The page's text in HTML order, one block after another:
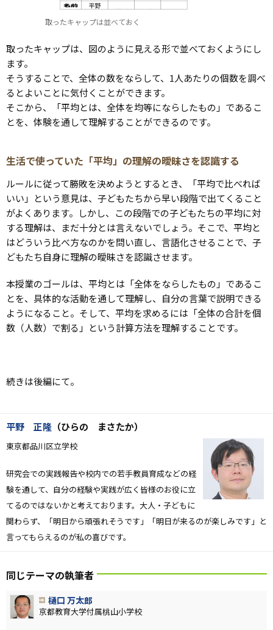
取ったキャップは並べておく
取ったキャップは、図のように見える形で並べておくようにし
ます。
そうすることで、全体の数をならして、1人あたりの個数を調べ
るとよいことに気付くことができます。
そこから、「平均とは、全体を均等にならしたもの」であるこ
とを、体験を通して理解することができるのです。
生活で使っていた「平均」の理解の曖昧さを認識する
ルールに従って勝敗を決めようとするとき、「平均で比べれば
いい」という意見は、子どもたちから早い段階で出てくること
がよくあります。しかし、この段階での子どもたちの平均に対
する理解は、まだ十分とは言えないでしょう。そこで、平均と
はどういう比べ方なのかを問い直し、言語化させることで、子
どもたち自身に理解の曖昧さを認識させます。
本授業のゴールは、平均とは「全体をならしたもの」であるこ
とを、具体的な活動を通して理解し、自分の言葉で説明できる
ようになること。そして、平均を求めるには「全体の合計を個
数（人数）で割る」という計算方法を理解することです。
続きは後編にて。
平野 正隆 （ひらの まさたか）
東京都品川区立学校
研究会での実践報告や校内での若手教員育成などの経
験を通して、自分の経験や実践が広く皆様のお役に立
てるのではないかと考えております。大人・子どもに
関わらず、「明日から頑張れそうです」「明日が来るのが楽しみです」と
言ってもらえるのが私の喜びです。
同じテーマの執筆者
樋口 万太郎
京都教育大学付属桃山小学校